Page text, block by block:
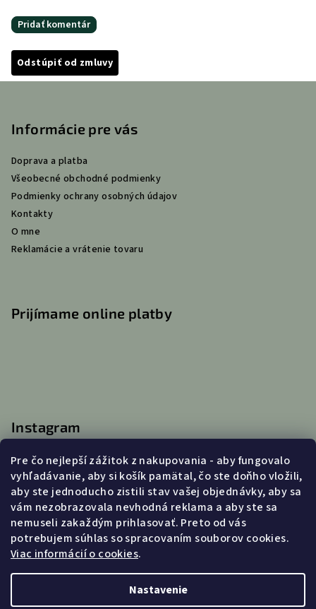
Pre čo nejlepší zážitok z nakupovania - aby fungovalo
vyhľadávanie, aby si košík pamätal, čo ste doňho vložili,
aby ste jednoducho zistili stav vašej objednávky, aby sa
vám nezobrazovala nevhodná reklama a aby ste sa
nemuseli zakaždým prihlasovať. Preto od vás
potrebujem súhlas so spracovaním souborov cookies.
Viac informácií o cookies.
Nastavenie
Pridať komentár
Odstúpiť od zmluvy
Informácie pre vás
Doprava a platba
Všeobecné obchodné podmienky
Podmienky ochrany osobných údajov
Kontakty
O mne
Reklamácie a vrátenie tovaru
Prijímame online platby
Instagram
Kontakt
info
lanatvori.sk
0903031179 (po-pia 9:00 - 16:00)